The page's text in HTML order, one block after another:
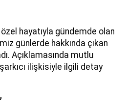
hayatıyla gündemde olan
günlerde hakkında çıkan
Açıklamasında mutlu
ilişkisiyle ilgili detay